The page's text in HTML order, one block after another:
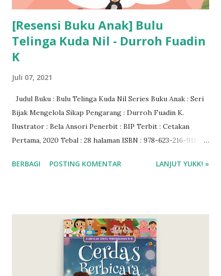
[Resensi Buku Anak] Bulu
Telinga Kuda Nil - Durroh Fuadin
K
Juli 07, 2021
Judul Buku : Bulu Telinga Kuda Nil Series Buku Anak : Seri
Bijak Mengelola Sikap Pengarang : Durroh Fuadin K.
Ilustrator : Bela Ansori Penerbit : BIP Terbit : Cetakan
Pertama, 2020 Tebal : 28 halaman ISBN : 978-623-216-911-1
tahun Rating : 5 bintang Harga : Rp 55.000 Baca ebook via
BERBAGI POSTING KOMENTAR LANJUT YUKK! »